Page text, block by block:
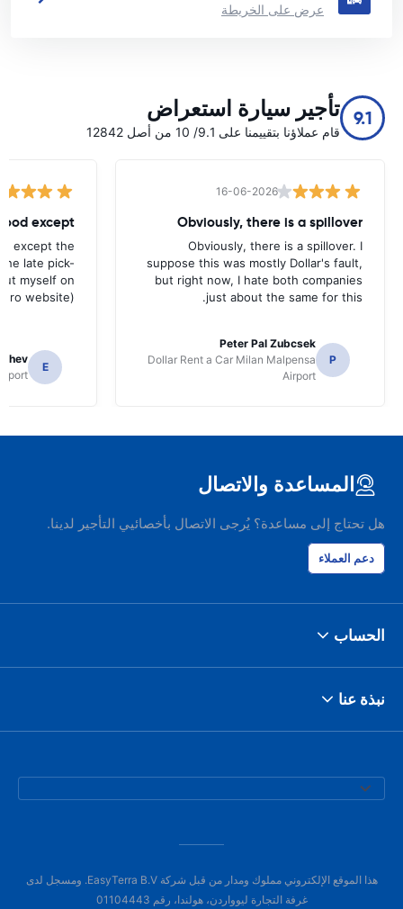
عرض على الخريطة
9.1 تأجير سيارة استعراض
قام عملاؤنا بتقييمنا على 9.1/ 10 من أصل 12842
16-06-2026
Obviously, there is a spillover
Obviously, there is a spillover. I
suppose this was mostly Dollar's fault,
but right now, I hate both companies
just about the same for this.
P
Peter Pal Zubcsek
Dollar Rent a Car Milan Malpensa
Airport
except
except the
late pick-
myself on
website).
E
المساعدة والاتصال
هل تحتاج إلى مساعدة؟ يُرجى الاتصال بأخصائيي التأجير لدينا.
دعم العملاء
الحساب
نبذة عنا
هذا الموقع الإلكتروني مملوك ومدار من قبل شركة EasyTerra B.V. ومسجل لدى
غرفة التجارة ليوواردن، هولندا، رقم 01104443